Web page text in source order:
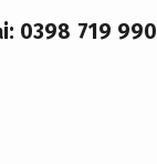
0398 719 990